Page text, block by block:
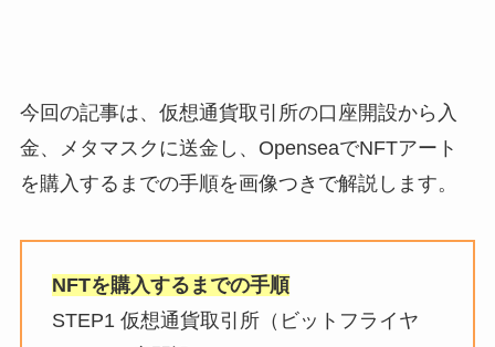
今回の記事は、仮想通貨取引所の口座開設から入
金、メタマスクに送金し、OpenseaでNFTアート
を購入するまでの手順を画像つきで解説します。
NFTを購入するまでの手順
STEP1 仮想通貨取引所（ビットフライヤ